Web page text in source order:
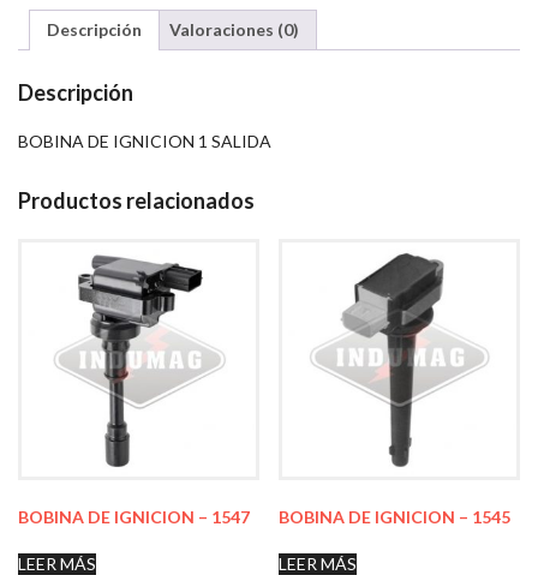
Descripción Valoraciones (0)
Descripción
BOBINA DE IGNICION 1 SALIDA
Productos relacionados
BOBINA DE IGNICION – 1547
LEER MÁS
BOBINA DE IGNICION – 1545
LEER MÁS